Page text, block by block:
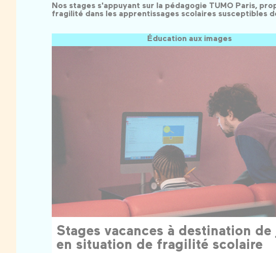
Nos stages s'appuyant sur la pédagogie TUMO Paris,
fragilité dans les apprentissages scolaires susceptibles
Éducation aux images
Stages vacances à destination de
en situation de fragilité scolaire